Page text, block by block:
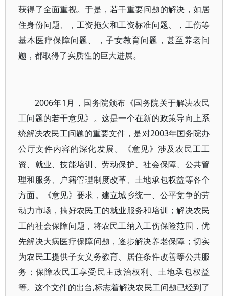
获得了全面重视。于是，若干重要问题的解决，如居
住身份问题、，工资拖欠和工资标准问题、，工伤等
基本医疗保障问题、，子女教育问题，甚至养老问
题，都取得了实质性的巨大进展。
2006年1月，国务院颁布《国务院关于解决农民
工问题的若干意见》。这是一个在新的政策导向上系
统解决农民工问题的重要文件，是对2003年国务院办
公厅文件内容的深化发展。《意见》涉及农民工工
资、就业、技能培训、劳动保护、社会保障、公共管
理和服务、户籍管理制度改革、土地承包权益等各个
方面。《意见》要求，建立城乡统一、公平竞争的劳
动力市场，搞好农民工的就业服务和培训；解决农民
工的社会保障问题，将农民工纳入工伤保险范围，优
先解决大病医疗保障问题，逐步解决养老保障；切实
为农民工提供子女义务教育、居住条件改善等公共服
务；保障农民工享受民主政治权利、土地承包权益
等。这个文件的出台,标志着解决农民工问题已经到了